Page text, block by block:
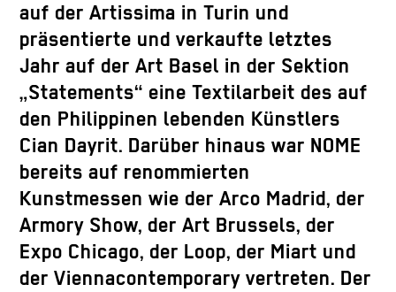
auf der Artissima in Turin und
präsentierte und verkaufte letztes
Jahr auf der Art Basel in der Sektion
„Statements“ eine Textilarbeit des auf
den Philippinen lebenden Künstlers
Cian Dayrit. Darüber hinaus war NOME
bereits auf renommierten
Kunstmessen wie der Arco Madrid, der
Armory Show, der Art Brussels, der
Expo Chicago, der Loop, der Miart und
der Viennacontemporary vertreten. Der